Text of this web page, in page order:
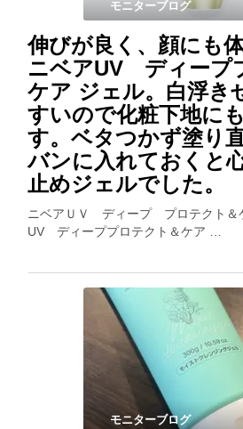
モニターブログ
伸びが良く、顔にも
ニベアUV ディープ
ケア ジェル。白浮き
すいので化粧下地に
す。ベタつかず塗り
バンに入れておくと
止めジェルでした。
ニベアＵＶ ディープ プロテクト
UV ディーププロテクト＆ケア …
モニターブログ